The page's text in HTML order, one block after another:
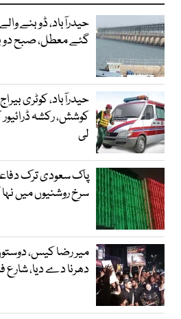
حیدرآباد، ڈوبنے
گئے معطل، صبح
حیدرآباد، کوٹری
کوشش، رکشہ
لی
پاک سعودی ترک
سرخ روشنیوں میں نہا
میر رضا کیس،
دھرنا دے دیا، شارع